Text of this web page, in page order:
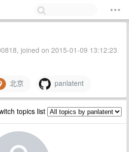
joined on 2015-01-09 13:12:23
北京 panlatent
topics list